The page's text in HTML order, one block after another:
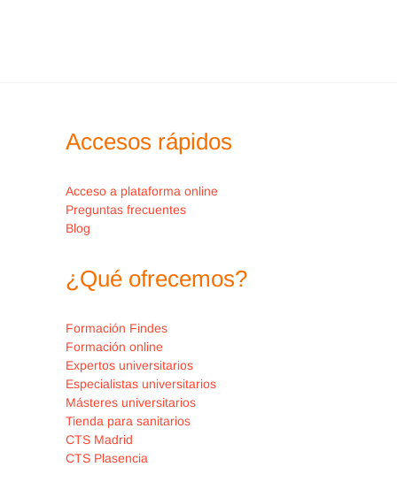
Accesos rápidos
Acceso a plataforma online
Preguntas frecuentes
Blog
¿Qué ofrecemos?
Formación Findes
Formación online
Expertos universitarios
Especialistas universitarios
Másteres universitarios
Tienda para sanitarios
CTS Madrid
CTS Plasencia